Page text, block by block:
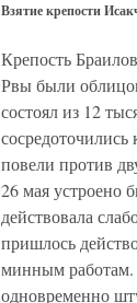
Взятие крепости
Крепость
Рвы были
состоял из 12
повели против
26 мая устроено
действовала
пришлось
минным
одновременно